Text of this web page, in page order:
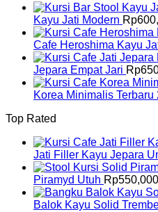
Kayu Jati Modern Rp
Cafe Heroshima Kayu
Jepara Empat Jari Rp
Korea Minimalis Terbaru
Top Rated
Jati Filler Kayu Jepara
Piramyd Utuh Rp
Balok Kayu Solid